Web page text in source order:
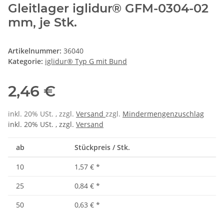
Gleitlager iglidur® GFM-0304-02
mm, je Stk.
Artikelnummer: 36040
Kategorie: iglidur® Typ G mit Bund
2,46 €
inkl. 20% USt. , zzgl. Versand zzgl. Mindermengenzuschlag
inkl. 20% USt. , zzgl. Versand
ab Stückpreis / Stk.
10 1,57 € *
25
0,84 € *
50
0,63 € *